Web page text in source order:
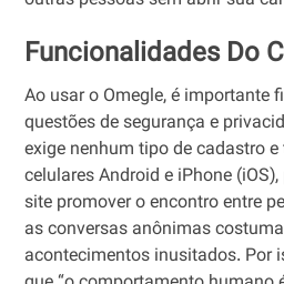
Funcionalidades Do
Ao usar o Omegle, é importante
questões de segurança e
exige nenhum tipo de cadastro
celulares Android e iPhone
site promover o encontro entre
as conversas anônimas
acontecimentos inusitados. Por